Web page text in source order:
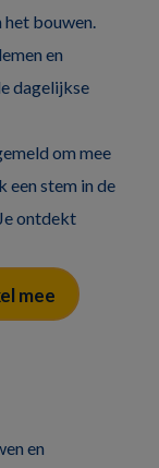
bouwen.
en
dagelijkse
om mee
een stem in de
ontdekt
mee
en